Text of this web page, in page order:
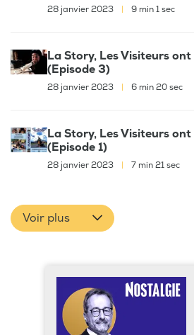
28 janvier 2023 9 min 1 sec
La Story, Les Visiteurs
(Episode 3)
28 janvier 2023 6 min 20 sec
La Story, Les Visiteurs
(Episode 1)
28 janvier 2023 7 min 21 sec
Voir plus